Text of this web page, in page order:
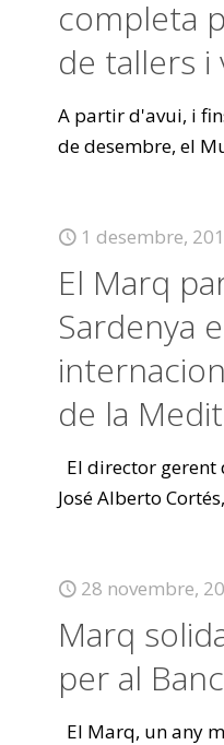
completa
de tallers i
A partir d'avui, i
de desembre, el
1 desembre,
El Marq
Sardenya
de la
El director gerent
José Alberto
28 novembre,
Marq
per al
El Marq, un any